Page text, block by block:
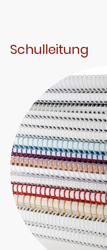
Schulleitung